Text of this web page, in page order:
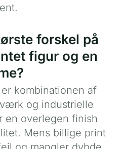
forskel på
figur og en
kombinationen af
og industrielle
en overlegen finish
Mens billige print